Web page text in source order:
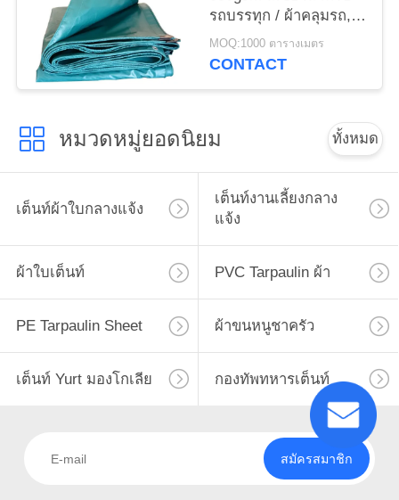
รถบรรทุก / ผ้าคลุมรถ,
Anti - Oxidation
MOQ:1000 ตารางเมตร
CONTACT
หมวดหมู่ยอดนิยม ทั้งหมด
เต็นท์ผ้าใบกลางแจ้ง
เต็นท์งานเลี้ยงกลาง
แจ้ง
ผ้าใบเต็นท์ PVC Tarpaulin ผ้า
PE Tarpaulin Sheet ผ้าขนหนูชาครัว
เต็นท์ Yurt มองโกเลีย กองทัพทหารเต็นท์
สมัครสมาชิก